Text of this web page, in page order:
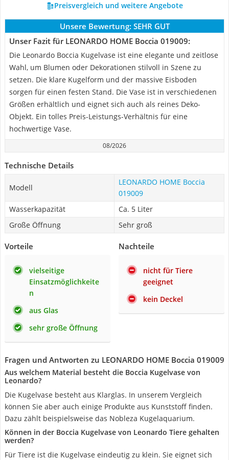
Preisvergleich und weitere Angebote
Unsere Bewertung: SEHR GUT
Unser Fazit für LEONARDO HOME Boccia 019009:
Die Leonardo Boccia Kugelvase ist eine elegante und zeitlose
Wahl, um Blumen oder Dekorationen stilvoll in Szene zu
setzen. Die klare Kugelform und der massive Eisboden
sorgen für einen festen Stand. Die Vase ist in verschiedenen
Größen erhältlich und eignet sich auch als reines Deko-
Objekt. Ein tolles Preis-Leistungs-Verhältnis für eine
hochwertige Vase.
08/2026
Technische Details
Modell
LEONARDO HOME Boccia
019009
Wasserkapazität
Ca. 5 Liter
Große Öffnung
Sehr groß
Vorteile
vielseitige
Einsatzmöglichkeite
n
aus Glas
sehr große Öffnung
Nachteile
nicht für Tiere
geeignet
kein Deckel
Fragen und Antworten zu LEONARDO HOME Boccia 019009
Aus welchem Material besteht die Boccia Kugelvase von
Leonardo?
Die Kugelvase besteht aus Klarglas. In unserem Vergleich
können Sie aber auch einige Produkte aus Kunststoff finden.
Dazu zählt beispielsweise das Nobleza Kugelaquarium.
Können in der Boccia Kugelvase von Leonardo Tiere gehalten
werden?
Für Tiere ist die Kugelvase eindeutig zu klein. Sie eignet sich